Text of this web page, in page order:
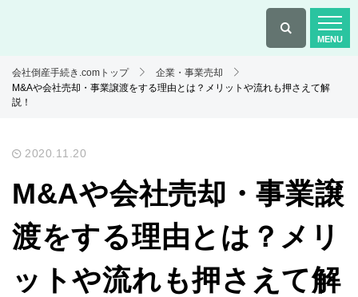
会社倒産手続き.comトップ
企業・事業売却
M&Aや会社売却・事業譲渡をする理由とは？メリットや流れも押さえて解
説！
2020.11.20
M&Aや会社売却・事業譲
渡をする理由とは？メリ
ットや流れも押さえて解